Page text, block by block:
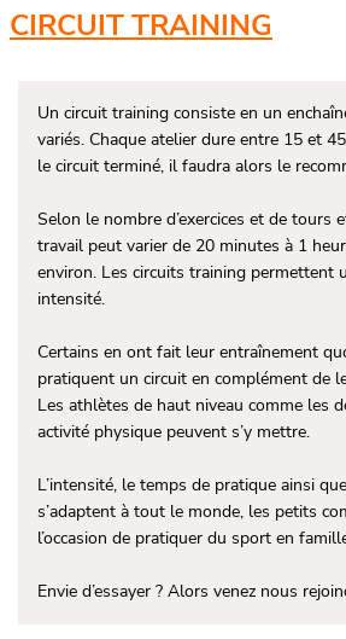
CIRCUIT TRAINING
Un circuit training consiste en un
variés. Chaque atelier dure entre 15 et
le circuit terminé, il faudra alors le
Selon le nombre d’exercices et de tours
travail peut varier de 20 minutes à 1
environ. Les circuits training permettent
intensité.
Certains en ont fait leur entraînement
pratiquent un circuit en complément de
Les athlètes de haut niveau comme les
activité physique peuvent s’y mettre.
L’intensité, le temps de pratique ainsi
s’adaptent à tout le monde, les petits
l’occasion de pratiquer du sport en
Envie d’essayer ? Alors venez nous